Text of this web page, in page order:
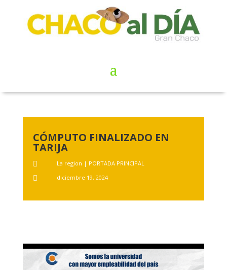
CÓMPUTO FINALIZADO EN
TARIJA
 La region | PORTADA PRINCIPAL
 diciembre 19, 2024